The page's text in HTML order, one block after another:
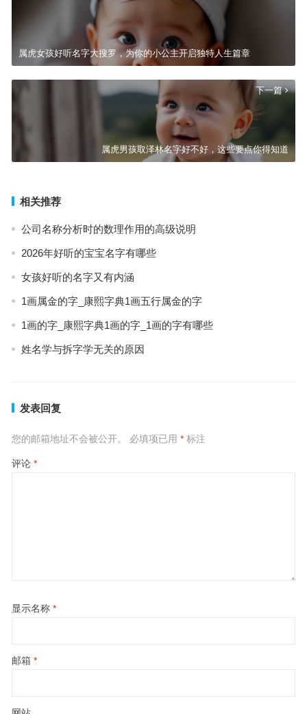
属虎女孩好听名字大搜罗，为你的小公主开启独特人生篇章
下一篇
属虎男孩取泽林名字好不好，这些要点你得知道
相关推荐
公司名称分析时的数理作用的高级说明
2026年好听的宝宝名字有哪些
女孩好听的名字又有内涵
1画属金的字_康熙字典1画五行属金的字
1画的字_康熙字典1画的字_1画的字有哪些
姓名学与拆字学无关的原因
发表回复
您的邮箱地址不会被公开。 必填项已用 *标注
评论 *
显示名称 *
邮箱 *